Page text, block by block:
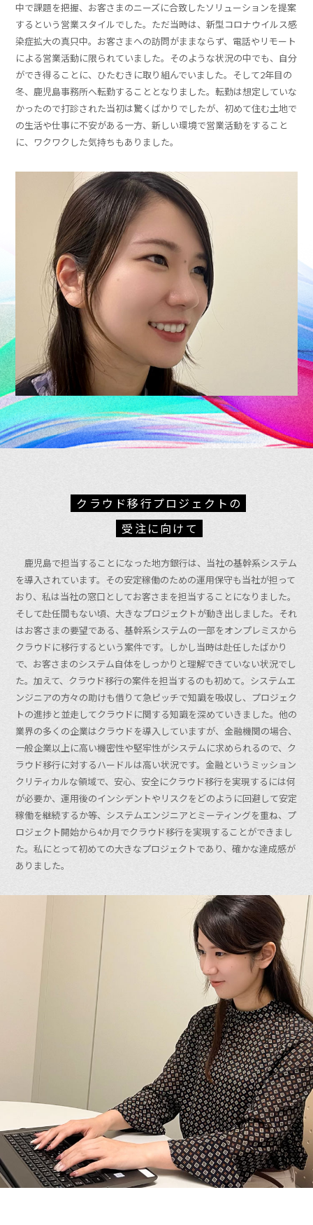
中で課題を把握、お客さまのニーズに合致したソリューションを提案
するという営業スタイルでした。ただ当時は、新型コロナウイルス感
染症拡大の真只中。お客さまへの訪問がままならず、電話やリモート
による営業活動に限られていました。そのような状況の中でも、自分
ができ得ることに、ひたむきに取り組んでいました。そして2年目の
冬、鹿児島事務所へ転勤することとなりました。転勤は想定していな
かったので打診された当初は驚くばかりでしたが、初めて住む土地で
の生活や仕事に不安がある一方、新しい環境で営業活動をすること
に、ワクワクした気持ちもありました。
クラウド移行プロジェクトの
受注に向けて
鹿児島で担当することになった地方銀行は、当社の基幹系システム
を導入されています。その安定稼働のための運用保守も当社が担って
おり、私は当社の窓口としてお客さまを担当することになりました。
そして赴任間もない頃、大きなプロジェクトが動き出しました。それ
はお客さまの要望である、基幹系システムの一部をオンプレミスから
クラウドに移行するという案件です。しかし当時は赴任したばかり
で、お客さまのシステム自体をしっかりと理解できていない状況でし
た。加えて、クラウド移行の案件を担当するのも初めて。システムエ
ンジニアの方々の助けも借りて急ピッチで知識を吸収し、プロジェク
トの進捗と並走してクラウドに関する知識を深めていきました。他の
業界の多くの企業はクラウドを導入していますが、金融機関の場合、
一般企業以上に高い機密性や堅牢性がシステムに求められるので、ク
ラウド移行に対するハードルは高い状況です。金融というミッション
クリティカルな領域で、安心、安全にクラウド移行を実現するには何
が必要か、運用後のインシデントやリスクをどのように回避して安定
稼働を継続するか等、システムエンジニアとミーティングを重ね、プ
ロジェクト開始から4か月でクラウド移行を実現することができまし
た。私にとって初めての大きなプロジェクトであり、確かな達成感が
ありました。